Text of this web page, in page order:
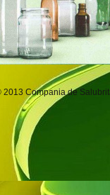
2013 Compania de